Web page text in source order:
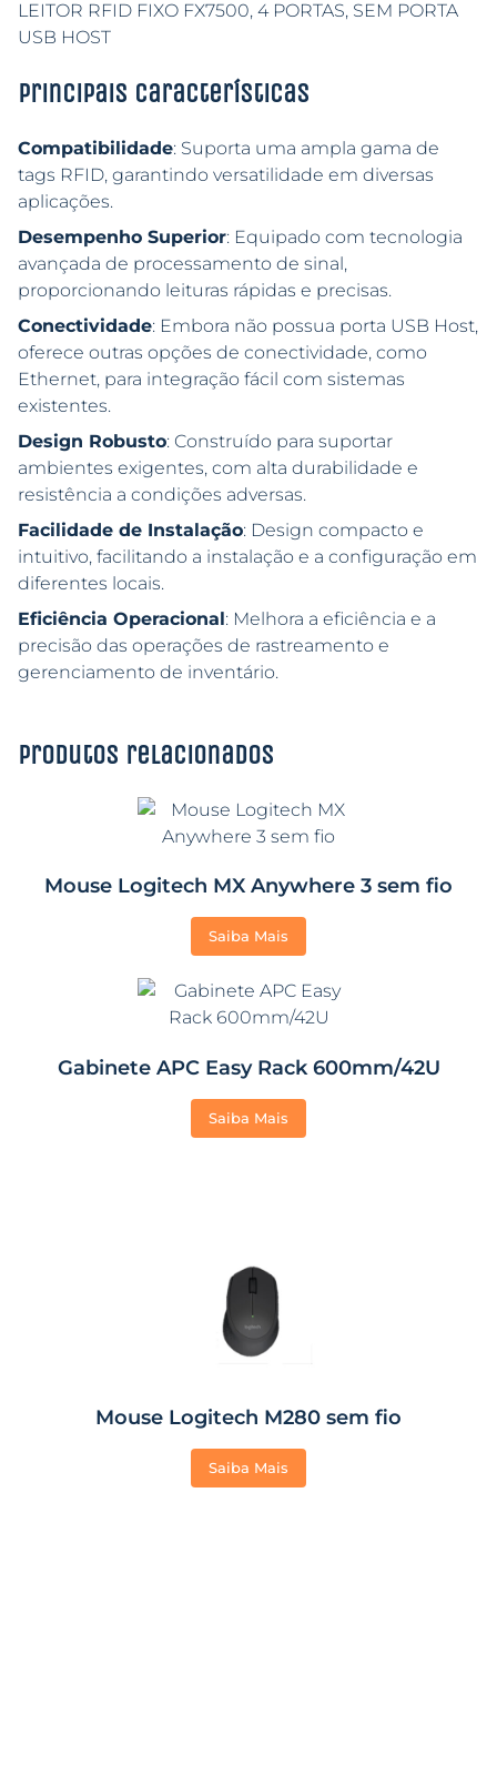
LEITOR RFID FIXO FX7500, 4 PORTAS, SEM PORTA
USB HOST
Principais características
Compatibilidade: Suporta uma ampla gama de
tags RFID, garantindo versatilidade em diversas
aplicações.
Desempenho Superior: Equipado com tecnologia
avançada de processamento de sinal,
proporcionando leituras rápidas e precisas.
Conectividade: Embora não possua porta USB Host,
oferece outras opções de conectividade, como
Ethernet, para integração fácil com sistemas
existentes.
Design Robusto: Construído para suportar
ambientes exigentes, com alta durabilidade e
resistência a condições adversas.
Facilidade de Instalação: Design compacto e
intuitivo, facilitando a instalação e a configuração em
diferentes locais.
Eficiência Operacional: Melhora a eficiência e a
precisão das operações de rastreamento e
gerenciamento de inventário.
Produtos relacionados
Mouse Logitech MX Anywhere 3 sem fio
Saiba Mais
Gabinete APC Easy Rack 600mm/42U
Saiba Mais
Mouse Logitech M280 sem fio
Saiba Mais